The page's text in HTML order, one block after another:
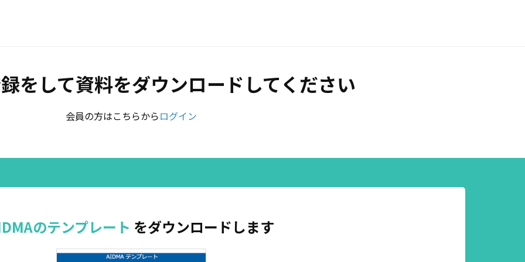
をして資料をダウンロードしてください
会員の方はこちらからログイン
のテンプレート をダウンロードします